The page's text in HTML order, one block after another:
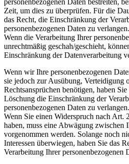
personenbezogenen Daten bestreiten,
Zeit, um dies zu überprüfen. Für die
das Recht, die Einschränkung der
personenbezogenen Daten zu verlangen.
Wenn die Verarbeitung Ihrer
unrechtmäßig geschah/geschieht,
Einschränkung der Datenverarbeitung
Wenn wir Ihre personenbezogenen
sie jedoch zur Ausübung, Verteidigung
Rechtsansprüchen benötigen, haben
Löschung die Einschränkung der
personenbezogenen Daten zu verlangen.
Wenn Sie einen Widerspruch nach
haben, muss eine Abwägung zwischen
vorgenommen werden. Solange noch
Interessen überwiegen, haben Sie das
Verarbeitung Ihrer personenbezogenen